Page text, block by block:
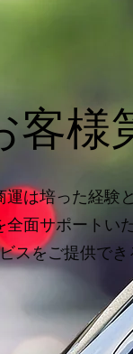
客様
運は培った経験
全面サポートい
スをご提供で